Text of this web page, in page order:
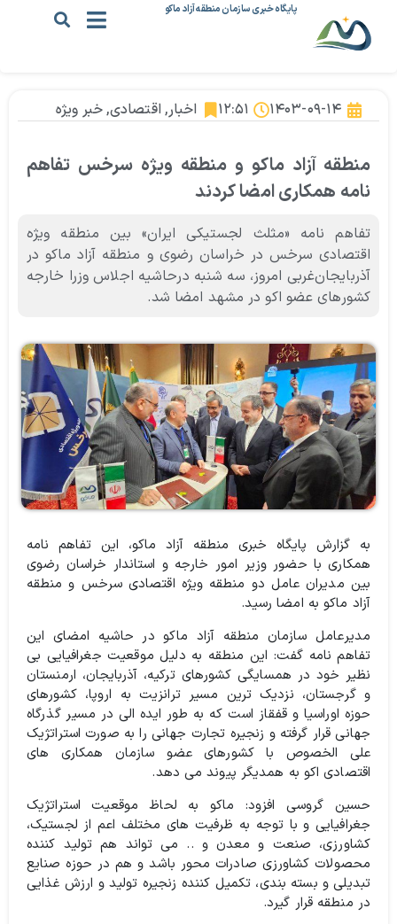
پایگاه خبری سازمان منطقه آزاد ماکو
۱۴۰۳-۰۹-۱۴ ۱۲:۵۱ اخبار, اقتصادی,خبر ویژه
منطقه آزاد ماکو و منطقه ویژه سرخس تفاهم
نامه همکاری امضا کردند
تفاهم نامه «مثلث لجستیکی ایران» بین منطقه ویژه
اقتصادی سرخس در خراسان رضوی و منطقه آزاد ماکو در
آذربایجان‌غربی امروز، سه شنبه درحاشیه اجلاس وزرا خارجه
کشورهای عضو اکو در مشهد امضا شد.
به گزارش پایگاه خبری منطقه آزاد ماکو،‌ این تفاهم نامه
همکاری با حضور وزیر امور خارجه و استاندار خراسان رضوی
بین مدیران عامل دو منطقه ویژه اقتصادی سرخس و منطقه
آزاد ماکو به امضا رسید.
مدیرعامل سازمان منطقه آزاد ماکو در حاشیه امضای این
تفاهم نامه گفت:‌ این منطقه به دلیل موقعیت جغرافیایی بی
نظیر خود در همسایگی کشورهای ترکیه، آذربایجان، ارمنستان
و گرجستان، نزدیک ترین مسیر ترانزیت به اروپا، کشورهای
حوزه اوراسیا و قفقاز است که به طور ایده الی در مسیر گذرگاه
جهانی قرار گرفته و زنجیره تجارت جهانی را به صورت استراتژیک
علی الخصوص با کشورهای عضو سازمان همکاری های
اقتصادی اکو به همدیگر پیوند می دهد.
حسین گروسی افزود: ماکو به لحاظ موقعیت استراتژیک
جغرافیایی و با توجه به ظرفیت های مختلف اعم از لجستیک،
کشاورزی، صنعت و معدن و .. می تواند هم تولید کننده
محصولات کشاورزی صادرات محور باشد و هم در حوزه صنایع
تبدیلی و بسته بندی، تکمیل کننده زنجیره تولید و ارزش غذایی
در منطقه قرار گیرد.